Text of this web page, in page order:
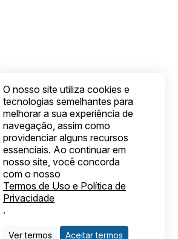
O nosso site utiliza cookies e
tecnologias semelhantes para
melhorar a sua experiência de
navegação, assim como
providenciar alguns recursos
essenciais. Ao continuar em
nosso site, você concorda
com o nosso
Termos de Uso e Política de
Privacidade
.
Ver termos Aceitar termos